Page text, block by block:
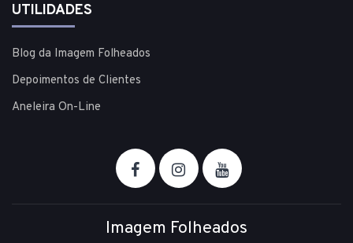
UTILIDADES
Blog da Imagem Folheados
Depoimentos de Clientes
Aneleira On-Line
Imagem Folheados